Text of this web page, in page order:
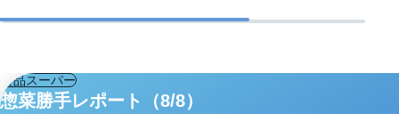
食品スーパー
惣菜勝手レポート（8/8）